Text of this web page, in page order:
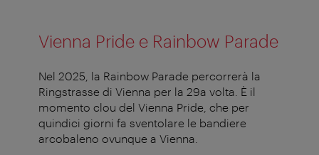
Vienna Pride e Rainbow Parade
Nel 2025, la Rainbow Parade percorrerà la
Ringstrasse di Vienna per la 29a volta. È il
momento clou del Vienna Pride, che per
quindici giorni fa sventolare le bandiere
arcobaleno ovunque a Vienna.